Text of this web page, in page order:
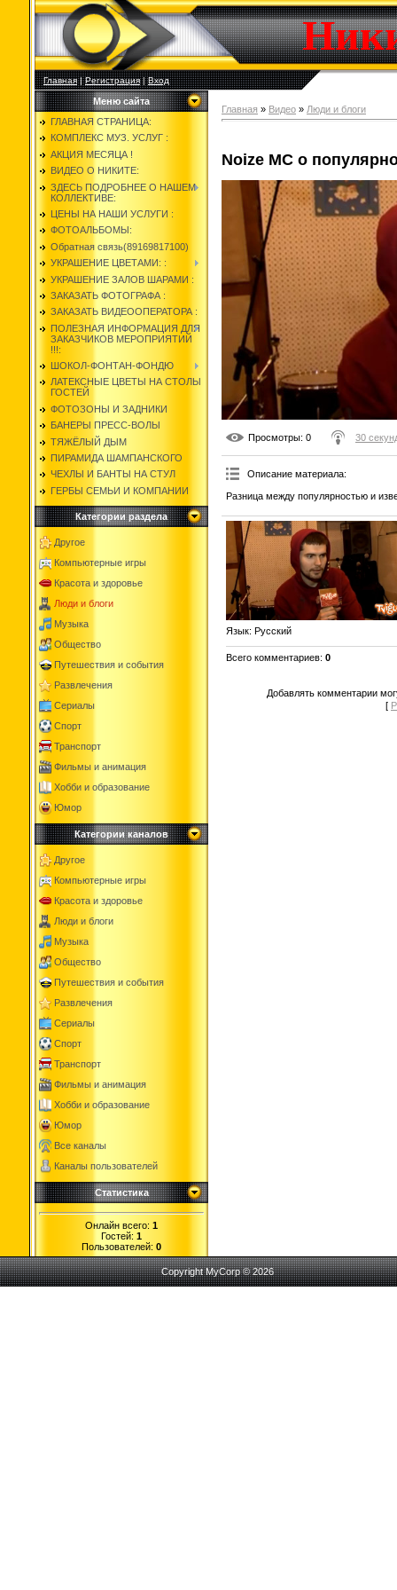
Главная|Регистрация|Вход
Меню сайта
ГЛАВНАЯ СТРАНИЦА:
КОМПЛЕКС МУЗ. УСЛУГ :
АКЦИЯ МЕСЯЦА !
ВИДЕО О НИКИТЕ:
ЗДЕСЬ ПОДРОБНЕЕ О НАШЕМ
КОЛЛЕКТИВЕ:
ЦЕНЫ НА НАШИ УСЛУГИ :
ФОТОАЛЬБОМЫ:
Обратная связь(89169817100)
УКРАШЕНИЕ ЦВЕТАМИ: :
УКРАШЕНИЕ ЗАЛОВ ШАРАМИ :
ЗАКАЗАТЬ ФОТОГРАФА :
ЗАКАЗАТЬ ВИДЕООПЕРАТОРА :
ПОЛЕЗНАЯ ИНФОРМАЦИЯ ДЛЯ
ЗАКАЗЧИКОВ МЕРОПРИЯТИЙ
!!!:
ШОКОЛ-ФОНТАН-ФОНДЮ
ЛАТЕКСНЫЕ ЦВЕТЫ НА СТОЛЫ
ГОСТЕЙ
ФОТОЗОНЫ И ЗАДНИКИ
БАНЕРЫ ПРЕСС-ВОЛЫ
ТЯЖЁЛЫЙ ДЫМ
ПИРАМИДА ШАМПАНСКОГО
ЧЕХЛЫ И БАНТЫ НА СТУЛ
ГЕРБЫ СЕМЬИ И КОМПАНИИ
Категории раздела
Другое
Компьютерные игры
Красота и здоровье
Люди и блоги
Музыка
Общество
Путешествия и события
Развлечения
Сериалы
Спорт
Транспорт
Фильмы и анимация
Хобби и образование
Юмор
Категории каналов
Другое
Компьютерные игры
Красота и здоровье
Люди и блоги
Музыка
Общество
Путешествия и события
Развлечения
Сериалы
Спорт
Транспорт
Фильмы и анимация
Хобби и образование
Юмор
Все каналы
Каналы пользователей
Статистика
Онлайн всего: 1
Гостей: 1
Пользователей: 0
Главная » Видео » Люди и блоги
Noize MC о
Просмотры: 0 30
Описание материала:
Разница между популярностью и
Язык: Русский
Всего комментариев: 0
Добавлять комментарии
[
Copyright MyCorp © 2026